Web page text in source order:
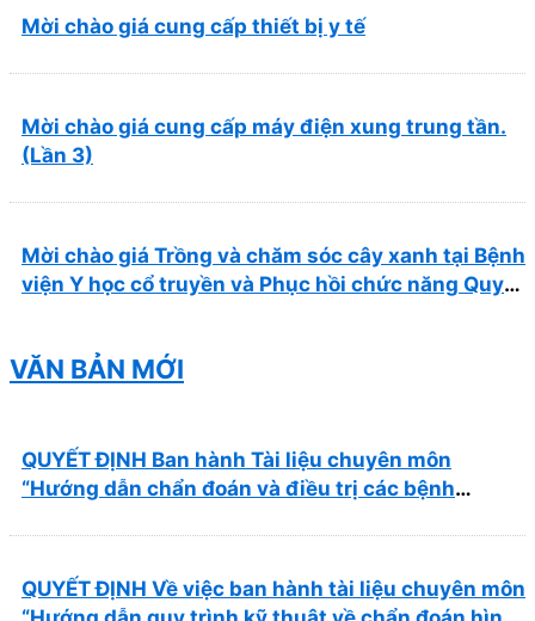
Mời chào giá cung cấp thiết bị y tế
Mời chào giá cung cấp máy điện xung trung tần.
(Lần 3)
Mời chào giá Trồng và chăm sóc cây xanh tại Bệnh
viện Y học cổ truyền và Phục hồi chức năng Quy
VĂN BẢN MỚI
QUYẾT ĐỊNH Ban hành Tài liệu chuyên môn
“Hướng dẫn chẩn đoán và điều trị các bệnh
QUYẾT ĐỊNH Về việc ban hành tài liệu chuyên môn